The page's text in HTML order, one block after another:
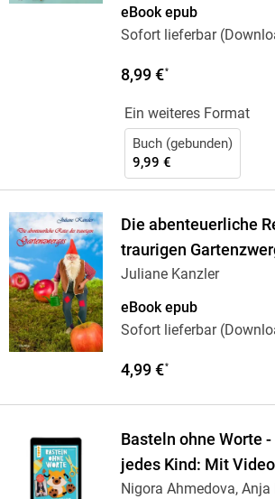
eBook epub
Sofort lieferbar
8,99 €*
Ein weiteres Format
Buch (gebunden)
9,99 €
Die abenteuerliche
traurigen
Juliane Kanzler
eBook epub
Sofort lieferbar
4,99 €*
Basteln ohne Worte
jedes Kind: Mit
Nigora Ahmedova,